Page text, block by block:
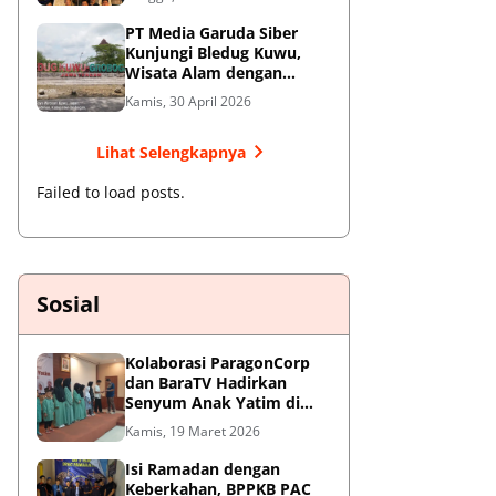
Jendral Besar
PT Media Garuda Siber
Kunjungi Bledug Kuwu,
Wisata Alam dengan
Segudang Keunikan dan
Potensi UMKM
Kamis, 30 April 2026
Lihat Selengkapnya
Failed to load posts.
Sosial
Kolaborasi ParagonCorp
dan BaraTV Hadirkan
Senyum Anak Yatim di
Hotel Le Semar Tangerang
Kamis, 19 Maret 2026
Isi Ramadan dengan
Keberkahan, BPPKB PAC